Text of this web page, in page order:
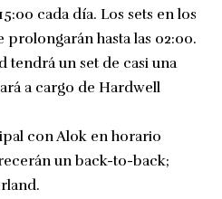
cada día. Los sets en los
hasta las 02:00.
tendrá un set de casi una
a cargo de Hardwell
con Alok en horario
un back-to-back;